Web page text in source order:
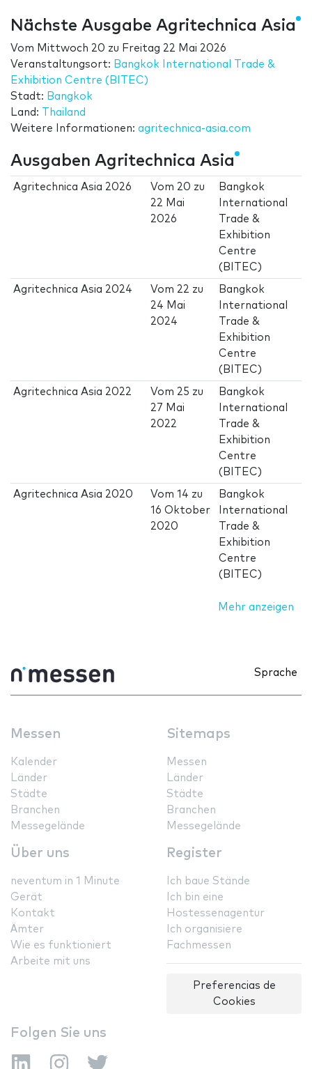
Nächste Ausgabe Agritechnica Asia
Vom Mittwoch 20 zu Freitag 22 Mai 2026
Veranstaltungsort: Bangkok International Trade &
Exhibition Centre (BITEC)
Stadt: Bangkok
Land:
Thailand
Weitere Informationen: agritechnica-asia.com
Ausgaben Agritechnica Asia
Agritechnica Asia 2026 Vom 20 zu
22 Mai
2026
Bangkok
International
Trade &
Exhibition
Centre
(BITEC)
Agritechnica Asia 2024 Vom 22 zu
24 Mai
2024
Bangkok
International
Trade &
Exhibition
Centre
(BITEC)
Agritechnica Asia 2022 Vom 25 zu
27 Mai
2022
Bangkok
International
Trade &
Exhibition
Centre
(BITEC)
Agritechnica Asia 2020 Vom14 zu
16 Oktober
2020
Bangkok
International
Trade &
Exhibition
Centre
(BITEC)
Mehr anzeigen
Sprache
Messen
Kalender
Länder
Städte
Branchen
Messegelände
Sitemaps
Messen
Länder
Städte
Branchen
Messegelände
Über uns
neventum in 1 Minute
Gerät
Kontakt
Ämter
Wie es funktioniert
Arbeite mit uns
Register
Ich baue Stände
Ich bin eine
Hostessenagentur
Ich organisiere
Fachmessen
Preferencias de
Cookies
Folgen Sie uns